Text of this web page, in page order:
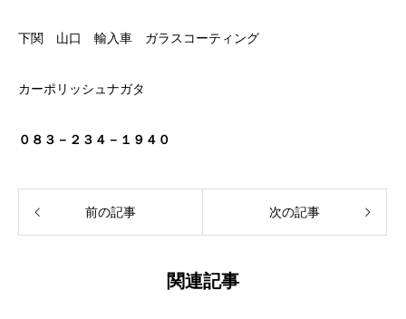
下関 山口 輸入車 ガラスコーティング
カーポリッシュナガタ
０８３－２３４－１９４０
前の記事 次の記事
関連記事